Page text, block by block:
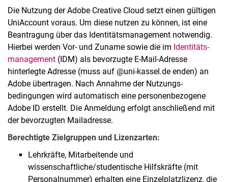
Die Nutzung der Adobe Creative Cloud setzt einen gültigen
UniAccount voraus. Um diese nutzen zu können, ist eine
Beantragung über das Identitätsmanagement notwendig.
Hierbei werden Vor- und Zuname sowie die im Identitäts­
management (IDM) als bevorzugte E-Mail-Adresse
hinterlegte Adresse (muss auf @uni-kassel.de enden) an
Adobe übertragen. Nach Annahme der Nutzungs­
bedingungen wird automatisch eine personenbezogene
Adobe ID erstellt. Die Anmeldung erfolgt anschließend mit
der bevorzugten Mailadresse.
Berechtigte Zielgruppen und Lizenzarten:
Lehrkräfte, Mitarbeitende und
wissenschaftliche/studentische Hilfskräfte (mit
Personalnummer) erhalten eine Einzelplatzlizenz, die